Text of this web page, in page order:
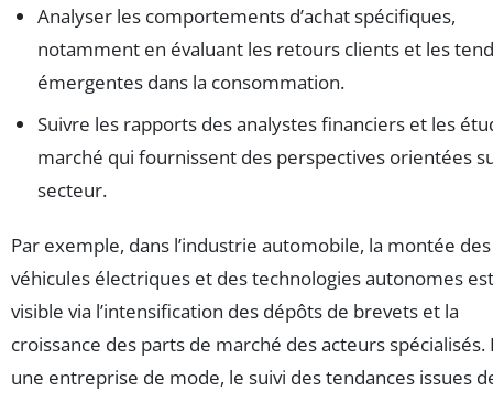
Analyser les comportements d’achat spécifiques,
notamment en évaluant les retours clients et les
émergentes dans la consommation.
Suivre les rapports des analystes financiers et les
marché qui fournissent des perspectives orientées
secteur.
Par exemple, dans l’industrie automobile, la montée des
véhicules électriques et des technologies autonomes est
visible via l’intensification des dépôts de brevets et la
croissance des parts de marché des acteurs spécialisés.
une entreprise de mode, le suivi des tendances issues